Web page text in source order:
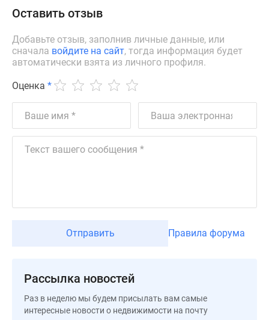
Медиа
недвижимости
Мнение
эксперта
Аналитика
рынка
Покупателю
новостроек
Эксперты
проекте
Машино-
Оставить отзыв
Добавьте отзыв, заполнив личные данные, или
сначала войдите на сайт, тогда информация будет
автоматически взята из личного профиля.
Оценка *
Отправить Правила форума
Рассылка новостей
Раз в неделю мы будем присылать вам самые
интересные новости о недвижимости на почту